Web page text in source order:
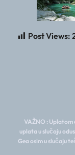
Post Views:
VAŽNO : Uplatom
uplata u slučaju
Gea osim u slučaju